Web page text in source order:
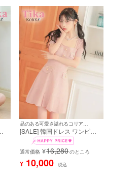
[SALE] 韓国ドレス ワンピー
ス スクエアネック 半袖 ゴー
ルドチェーン ボタン 裾プリー
ツ Aライン キャバドレス (緩
苺着用) [tk-mdk5065]
通常価格 ¥16,280のところ
¥ 10,000 税込